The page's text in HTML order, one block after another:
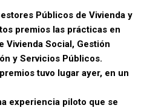
Públicos de Vivienda y
premios las prácticas en
Vivienda Social, Gestión
y Servicios Públicos.
tuvo lugar ayer, en un
experiencia piloto que se